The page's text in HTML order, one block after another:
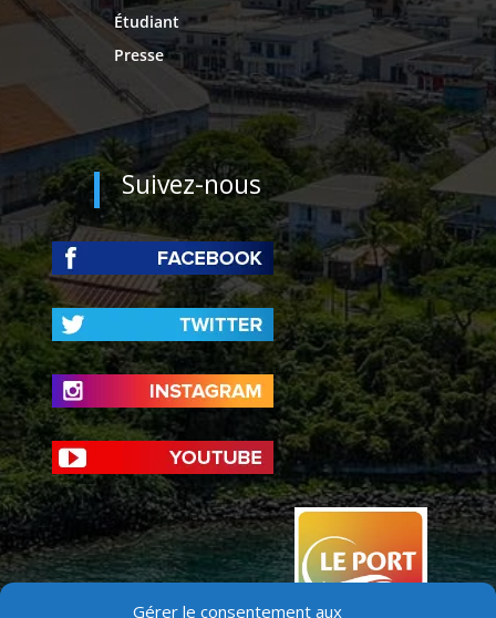
Gérer le consentement aux
Étudiant
Presse
Suivez-nous